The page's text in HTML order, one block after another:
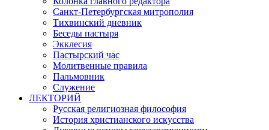
Санкт-Петербургская митрополия
Тихвинский дневник
Беседы пастыря
Экклесия
Пастырский час
Молитвенные правила
Пальмовник
Служение
ЛЕКТОРИЙ
Русская религиозная философия
История христианского искусства